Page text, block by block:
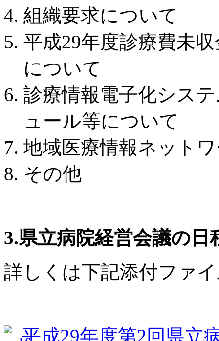
組織要求について
平成29年度診療費未
について
診療情報電子化シス
ュール等について
地域医療情報ネット
その他
3.県立病院経営会議の日
詳しくは下記添付ファ
平成29年度第2回県立